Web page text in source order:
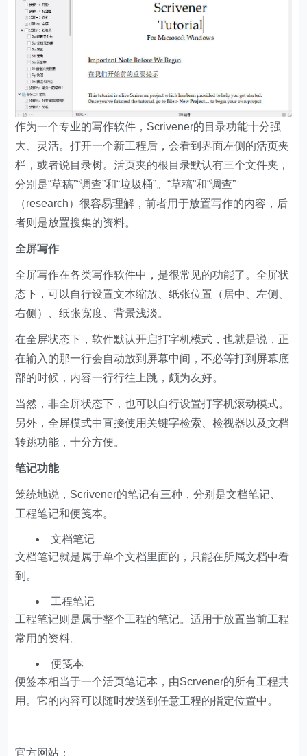
作为一个专业的写作软件，Scrivener的目录功能十分强
大、灵活。打开一个新工程后，会看到界面左侧的活页夹
栏，或者说目录树。活页夹的根目录默认有三个文件夹，
分别是“草稿”“调查”和“垃圾桶”。“草稿”和“调查”
（research）很容易理解，前者用于放置写作的内容，后
者则是放置搜集的资料。
全屏写作
全屏写作在各类写作软件中，是很常见的功能了。全屏状
态下，可以自行设置文本缩放、纸张位置（居中、左侧、
右侧）、纸张宽度、背景浅淡。
在全屏状态下，软件默认开启打字机模式，也就是说，正
在输入的那一行会自动放到屏幕中间，不必等打到屏幕底
部的时候，内容一行行往上跳，颇为友好。
当然，非全屏状态下，也可以自行设置打字机滚动模式。
另外，全屏模式中直接使用关键字检索、检视器以及文档
转跳功能，十分方便。
笔记功能
笼统地说，Scrivener的笔记有三种，分别是文档笔记、
工程笔记和便笺本。
文档笔记
文档笔记就是属于单个文档里面的，只能在所属文档中看
到。
工程笔记
工程笔记则是属于整个工程的笔记。适用于放置当前工程
常用的资料。
便笺本
便签本相当于一个活页笔记本，由Scrvener的所有工程共
用。它的内容可以随时发送到任意工程的指定位置中。
官方网站：